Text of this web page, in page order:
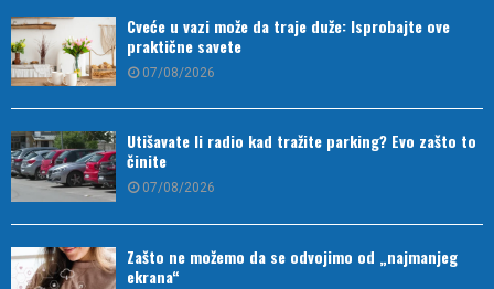
Cveće u vazi može da traje duže: Isprobajte ove
praktične savete
07/08/2026
Utišavate li radio kad tražite parking? Evo zašto to
činite
07/08/2026
Zašto ne možemo da se odvojimo od „najmanjeg
ekrana“